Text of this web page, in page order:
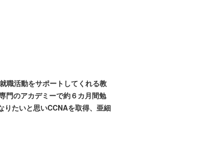
職活動をサポートしてくれる教
門のアカデミーで約６カ月間勉
りたいと思いCCNAを取得、亜細